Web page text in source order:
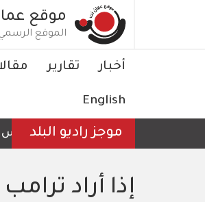
موقع
الموقع الرسمي
Main
أخبار تقارير
English
موجز راديو البلد
الرئيس
إذا أراد